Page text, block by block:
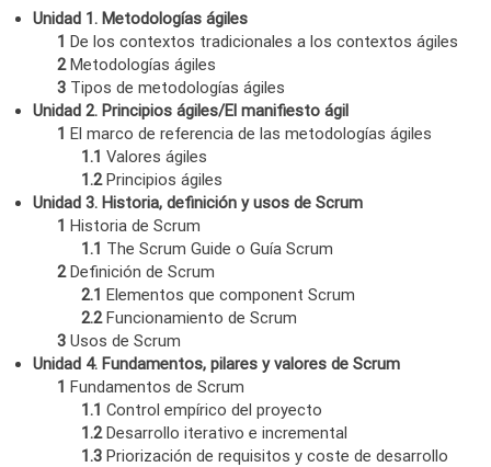
Unidad 1. Metodologías ágiles
1 De los contextos tradicionales a los contextos ágiles
2Metodologías ágiles
3 Tipos de metodologías ágiles
Unidad 2. Principios ágiles/El manifiesto ágil
1 El marco de referencia de las metodologías ágiles
1.1 Valores ágiles
1.2Principios ágiles
Unidad 3. Historia, definición y usos de Scrum
1 Historia de Scrum
1.1 The Scrum Guide o Guía Scrum
2Definición de Scrum
2.1 Elementos que component Scrum
2.2Funcionamiento de Scrum
3 Usos de Scrum
Unidad 4. Fundamentos, pilares y valores de Scrum
1 Fundamentos de Scrum
1.1 Control empírico del proyecto
1.2Desarrollo iterativo e incremental
1.3 Priorización de requisitos y coste de desarrollo